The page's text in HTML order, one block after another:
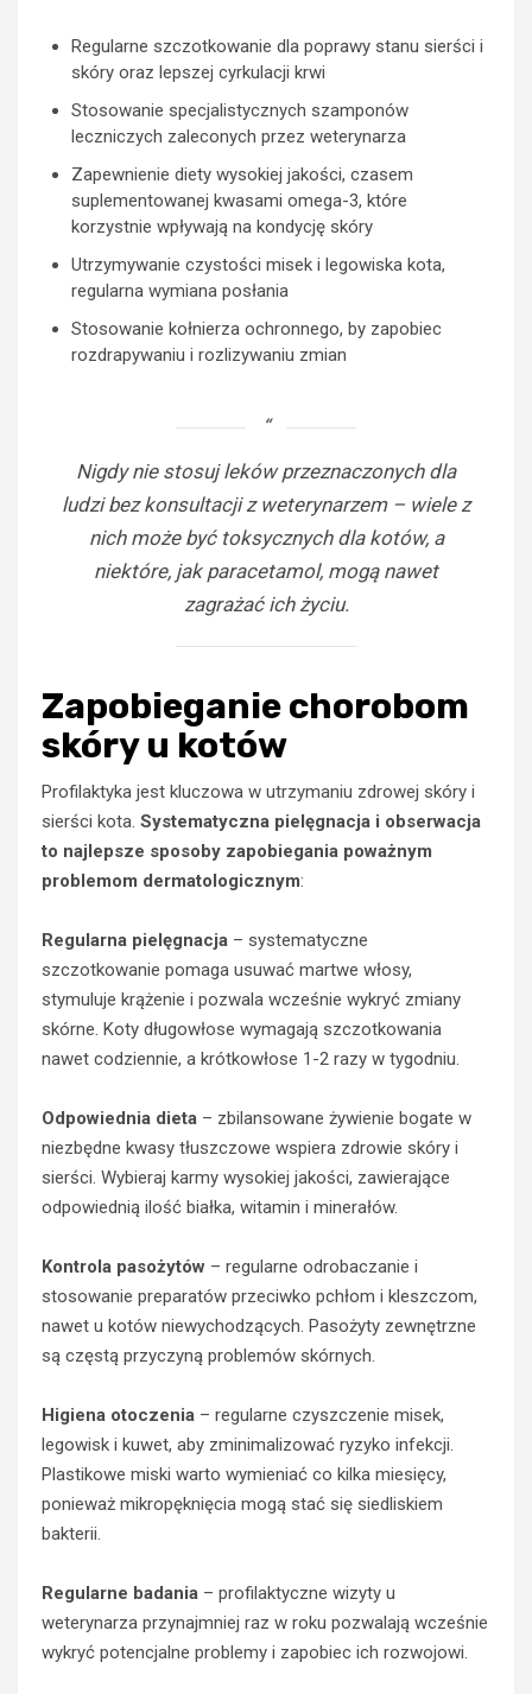
Regularne szczotkowanie dla poprawy stanu sierści i
skóry oraz lepszej cyrkulacji krwi
Stosowanie specjalistycznych szamponów
leczniczych zaleconych przez weterynarza
Zapewnienie diety wysokiej jakości, czasem
suplementowanej kwasami omega-3, które
korzystnie wpływają na kondycję skóry
Utrzymywanie czystości misek i legowiska kota,
regularna wymiana posłania
Stosowanie kołnierza ochronnego, by zapobiec
rozdrapywaniu i rozlizywaniu zmian
Nigdy nie stosuj leków przeznaczonych dla
ludzi bez konsultacji z weterynarzem – wiele z
nich może być toksycznych dla kotów, a
niektóre, jak paracetamol, mogą nawet
zagrażać ich życiu.
Zapobieganie chorobom
skóry u kotów
Profilaktyka jest kluczowa w utrzymaniu zdrowej skóry i
sierści kota. Systematyczna pielęgnacja i obserwacja
to najlepsze sposoby zapobiegania poważnym
problemom dermatologicznym:
Regularna pielęgnacja – systematyczne
szczotkowanie pomaga usuwać martwe włosy,
stymuluje krążenie i pozwala wcześnie wykryć zmiany
skórne. Koty długowłose wymagają szczotkowania
nawet codziennie, a krótkowłose 1-2 razy w tygodniu.
Odpowiednia dieta – zbilansowane żywienie bogate w
niezbędne kwasy tłuszczowe wspiera zdrowie skóry i
sierści. Wybieraj karmy wysokiej jakości, zawierające
odpowiednią ilość białka, witamin i minerałów.
Kontrola pasożytów – regularne odrobaczanie i
stosowanie preparatów przeciwko pchłom i kleszczom,
nawet u kotów niewychodzących. Pasożyty zewnętrzne
są częstą przyczyną problemów skórnych.
Higiena otoczenia – regularne czyszczenie misek,
legowisk i kuwet, aby zminimalizować ryzyko infekcji.
Plastikowe miski warto wymieniać co kilka miesięcy,
ponieważ mikropęknięcia mogą stać się siedliskiem
bakterii.
Regularne badania – profilaktyczne wizyty u
weterynarza przynajmniej raz w roku pozwalają wcześnie
wykryć potencjalne problemy i zapobiec ich rozwojowi.